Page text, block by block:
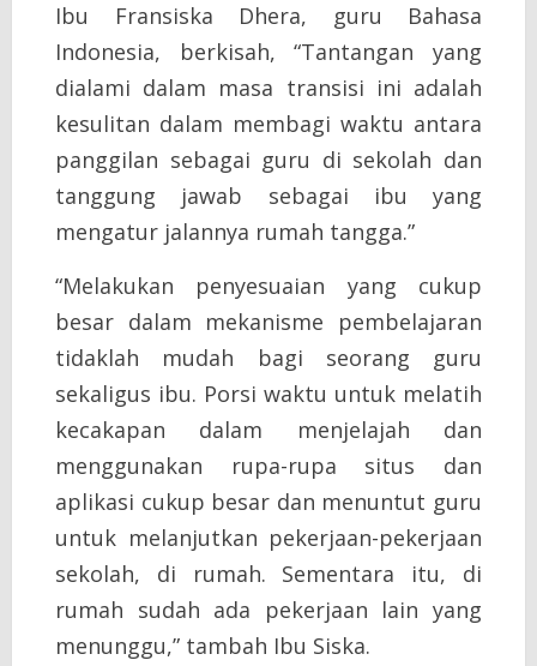
Ibu Fransiska Dhera, guru Bahasa
Indonesia, berkisah, “Tantangan yang
dialami dalam masa transisi ini adalah
kesulitan dalam membagi waktu antara
panggilan sebagai guru di sekolah dan
tanggung jawab sebagai ibu yang
mengatur jalannya rumah tangga.”
“Melakukan penyesuaian yang cukup
besar dalam mekanisme pembelajaran
tidaklah mudah bagi seorang guru
sekaligus ibu. Porsi waktu untuk melatih
kecakapan dalam menjelajah dan
menggunakan rupa-rupa situs dan
aplikasi cukup besar dan menuntut guru
untuk melanjutkan pekerjaan-pekerjaan
sekolah, di rumah. Sementara itu, di
rumah sudah ada pekerjaan lain yang
menunggu,” tambah Ibu Siska.